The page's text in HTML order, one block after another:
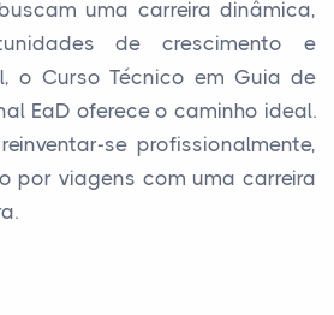
uma carreira dinâmica,
de crescimento e
o Curso Técnico em Guia de
EaD oferece o caminho ideal.
se profissionalmente,
por viagens com uma carreira